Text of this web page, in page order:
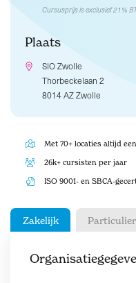
Cursusprijs is exclusief 21%
Plaats
SIO Zwolle
Thorbeckelaan 2
8014 AZ Zwolle
Met 70+ locaties altijd
26k+ cursisten per jaar
ISO 9001- en SBCA-
Zakelijk Particulier